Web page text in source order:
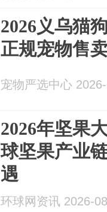
2026义乌猫
正规宠物售
宠物严选中心
2026年坚果
球坚果产业
遇
环球网资讯 2026-